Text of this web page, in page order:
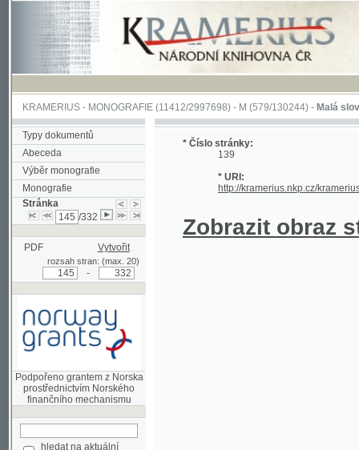
KRAMERIUS-MONOGRAFIE(11412/2997698) -M (579/130244)-Malá
Typy dokumentů
Abeceda
Výběr monografie
Monografie
Stránka
/332
PDF Vytvořit
rozsah stran: (max. 20)
Podpořeno grantem z Norska
prostřednictvím Norského
hledat na aktuální
stránce
Pokročilé vyhledávání
* Číslo stránky:
139
* URI:
http://kramerius.nkp.cz/kramerius/